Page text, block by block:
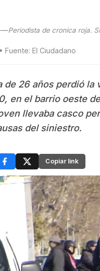
—Periodista de cronica roja.
Fuente: El Ciudadano
de 26 años perdió la
en el barrio oeste
llevaba casco
del siniestro.
Copiar link